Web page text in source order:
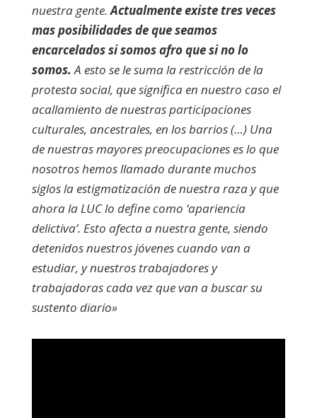
nuestra gente.Actualmente existe tres veces
mas posibilidades de que seamos
encarcelados si somos afro que si no lo
somos. A esto se le suma la restricción de la
protesta social, que significa en nuestro caso el
acallamiento de nuestras participaciones
culturales, ancestrales, en los barrios (…) Una
de nuestras mayores preocupaciones es lo que
nosotros hemos llamado durante muchos
siglos la estigmatización de nuestra raza y que
ahora la LUC lo define como ‘apariencia
delictiva’. Esto afecta a nuestra gente, siendo
detenidos nuestros jóvenes cuando van a
estudiar, y nuestros trabajadores y
trabajadoras cada vez que van a buscar su
sustento diario»